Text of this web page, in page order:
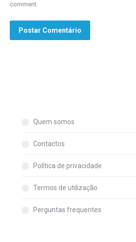
comment.
Postar Comentário
Quem somos
Contactos
Política de privacidade
Termos de utilização
Perguntas frequentes